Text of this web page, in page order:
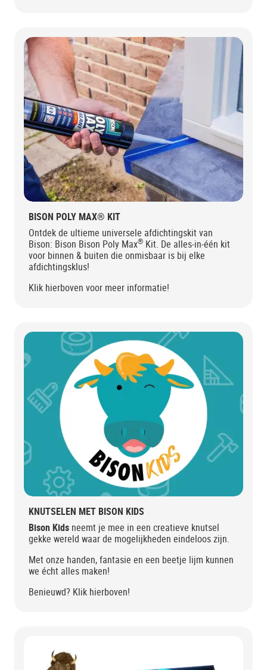
BISON POLY MAX® KIT
Ontdek de ultieme universele afdichtingskit van
Bison: Bison Bison Poly Max® Kit. De alles-in-één kit
voor binnen & buiten die onmisbaar is bij elke
afdichtingsklus!
Klik hierboven voor meer informatie!
KNUTSELEN MET BISON KIDS
Bison Kids neemt je mee in een creatieve knutsel
gekke wereld waar de mogelijkheden eindeloos zijn.
Met onze handen, fantasie en een beetje lijm kunnen
we écht alles maken!
Benieuwd? Klik hierboven!